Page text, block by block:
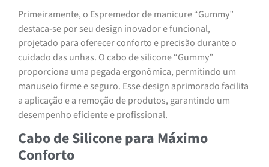
Primeiramente, o Espremedor de manicure “Gummy”
destaca-se por seu design inovador e funcional,
projetado para oferecer conforto e precisão durante o
cuidado das unhas. O cabo de silicone “Gummy”
proporciona uma pegada ergonômica, permitindo um
manuseio firme e seguro. Esse design aprimorado facilita
a aplicação e a remoção de produtos, garantindo um
desempenho eficiente e profissional.
Cabo de Silicone para Máximo
Conforto